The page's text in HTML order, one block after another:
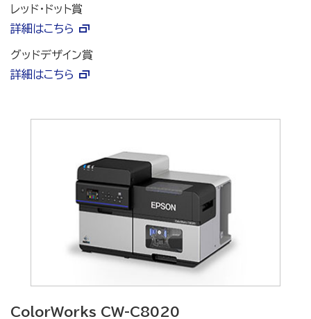
レッド・ドット賞
詳細はこちら
グッドデザイン賞
詳細はこちら
ColorWorks CW-C8020